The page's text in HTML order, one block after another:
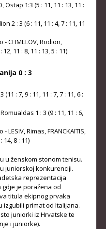
Ostap 1:3 (5 : 11, 11 : 13, 11 :
2 : 3 (6 : 11, 11 : 4, 7 : 11, 11
- CHMELOV, Rodion,
11 : 8, 11 : 13, 5 : 11)
0 : 3
(11 : 7, 9 : 11, 11 : 7, 7 : 11, 6 :
1 : 3 (9 : 11, 11 : 6,
LESIV, Rimas, FRANCKAITIS,
14, 8 : 11)
u ženskom stonom tenisu.
juniorskoj konkurenciji.
reprezentacija
je poražena od
titula ekipnog prvaka
izgubili primat od Italijana.
juniorki iz Hrvatske te
i juniorke).